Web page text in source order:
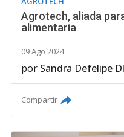
Agrotech, aliada
alimentaria
09 Ago 2024
por Sandra Defelipe
Compartir